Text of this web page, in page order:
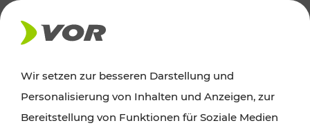
AKTUELLES
News
Wir setzen zur besseren Darstellung und
Personalisierung von Inhalten und Anzeigen, zur
Bereitstellung von Funktionen für Soziale Medien